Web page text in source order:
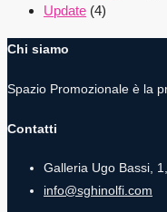
Update (4)
Chi siamo
Spazio Promozionale è la
Contatti
Galleria Ugo Bassi,
info@sghinolfi.com